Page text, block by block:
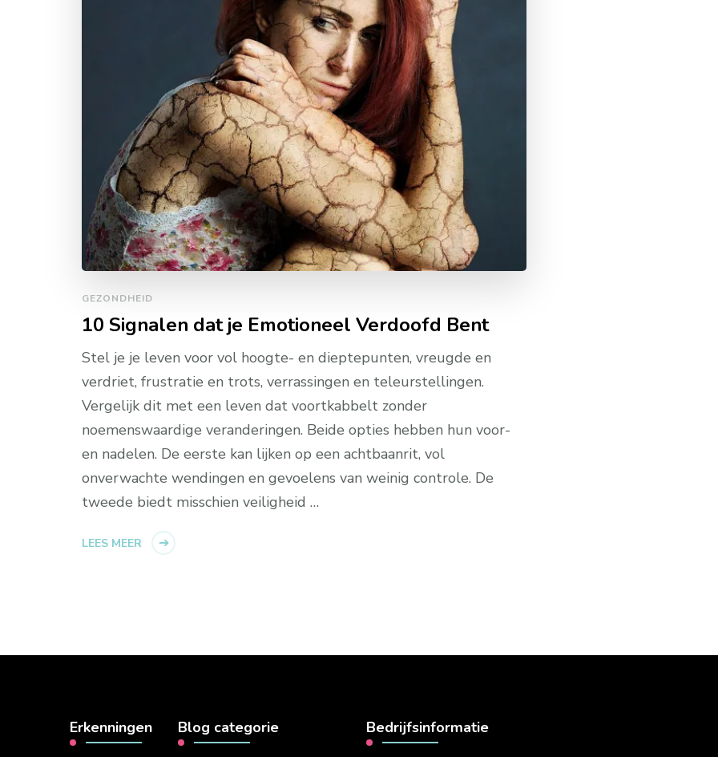
GEZONDHEID
10 Signalen dat je Emotioneel Verdoofd Bent
Stel je je leven voor vol hoogte- en dieptepunten, vreugde en
verdriet, frustratie en trots, verrassingen en teleurstellingen.
Vergelijk dit met een leven dat voortkabbelt zonder
noemenswaardige veranderingen. Beide opties hebben hun voor-
en nadelen. De eerste kan lijken op een achtbaanrit, vol
onverwachte wendingen en gevoelens van weinig controle. De
tweede biedt misschien veiligheid …
LEES MEER
Erkenningen Blog categorie Bedrijfsinformatie